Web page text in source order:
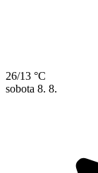
26/13 °C
sobota 8. 8.